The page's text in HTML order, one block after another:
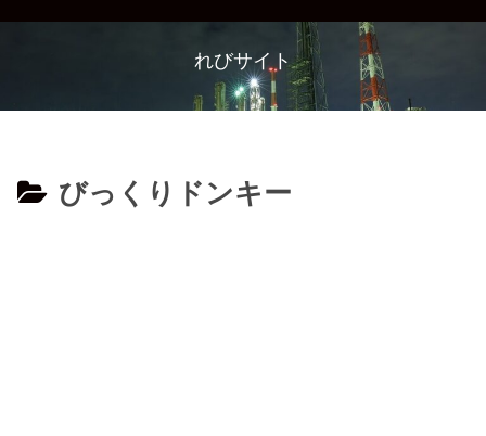
れびサイト
びっくりドンキー